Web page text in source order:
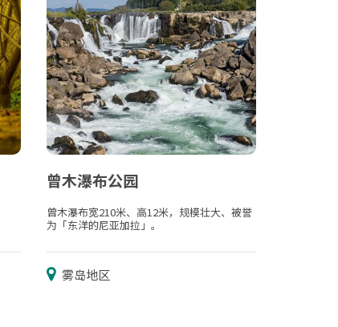
曾木瀑布公园
曾木瀑布宽210米、高12米，规模壮大、被誉
为「东洋的尼亚加拉」。
雾岛地区